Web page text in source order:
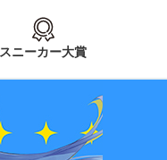
スニーカー大賞